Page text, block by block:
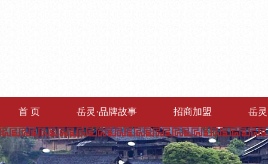
首 页 岳灵·品牌故事 招商加盟 岳